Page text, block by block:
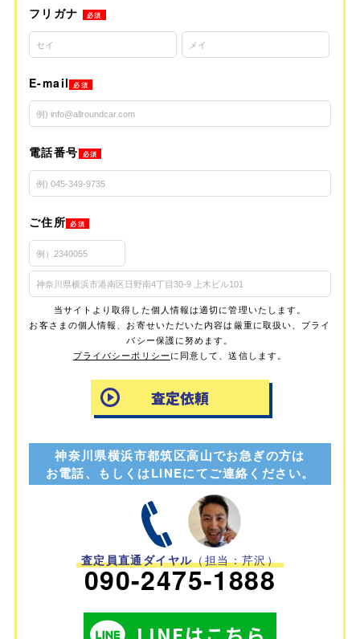
フリガナ 必須
E-mail 必須
電話番号 必須
ご住所 必須
当サイトより取得した個人情報は適切に管理いたします。
お客さまの個人情報、お寄せいただいた内容は厳重に取扱い、プライ
バシー保護に努めます。
プライバシーポリシーに同意して、送信します。
神奈川県横浜市都筑区高山でお急ぎの方は
お電話、もしくはLINEにてご連絡ください。
査定員直通ダイヤル（担当：芹沢）
090-2475-1888